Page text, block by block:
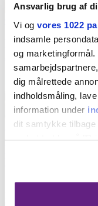
Ansvarlig brug af
Vi og vores 1022
indsamle
og
dig målrettede
indholdsmåling,
information under
dit samtykke
Indsamle
Økologisk
Vind 4
3.876 kr.
Kultur
Nyhedsbrev